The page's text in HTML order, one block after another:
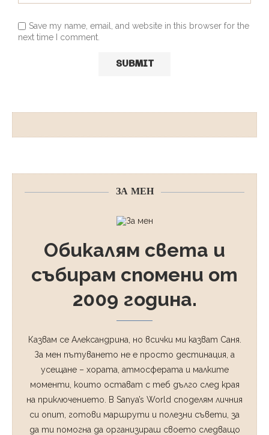
Save my name, email, and website in this browser for the
next time I comment.
ЗА МЕН
Обикалям света и
събирам спомени от
2009 година.
Казвам се Александрина, но всички ми казват Саня.
За мен пътуването не е просто дестинация, а
усещане – хората, атмосферата и малките
моменти, които остават с теб дълго след края
на приключението. В Sanya’s World споделям личния
си опит, готови маршрути и полезни съвети, за
да ти помогна да организираш своето следващо